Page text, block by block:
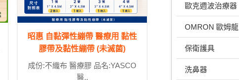
昭惠 自黏彈性繃帶 醫療用 黏性
膠帶及黏性繃帶 (未滅菌)
成份:不織布 醫療膠 品名:YASCO
醫..
歐克週波治療器
OMRON 歐姆龍
保衛護具
洗鼻器